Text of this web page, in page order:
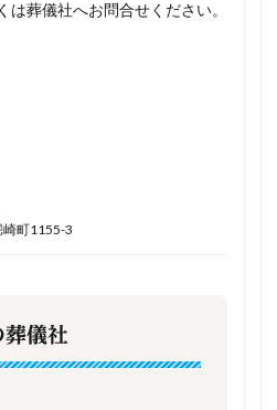
は葬儀社へお問合せください。
町1155-3
葬儀社